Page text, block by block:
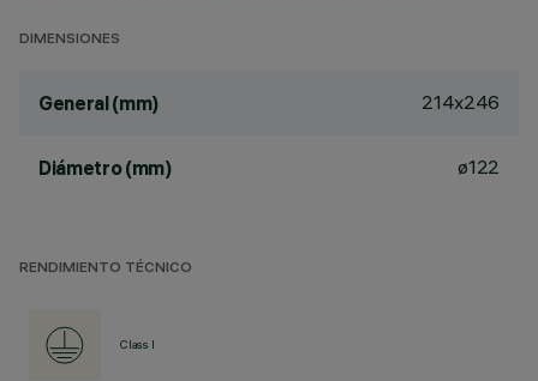
DIMENSIONES
General (mm) 214x246
Diámetro (mm) ø122
RENDIMIENTO TÉCNICO
Class I